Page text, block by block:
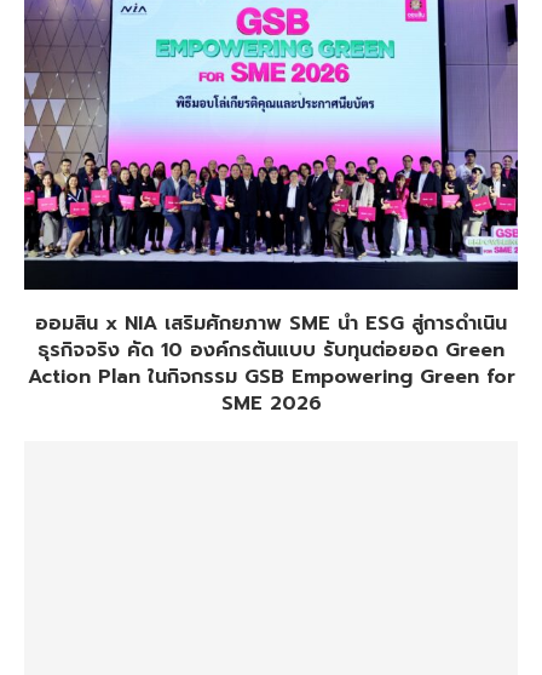
ออมสิน x NIA เสริมศักยภาพ SME นำ ESG สู่การดำเนิน
ธุรกิจจริง คัด 10 องค์กรต้นแบบ รับทุนต่อยอด Green
Action Plan ในกิจกรรม GSB Empowering Green for
SME 2026